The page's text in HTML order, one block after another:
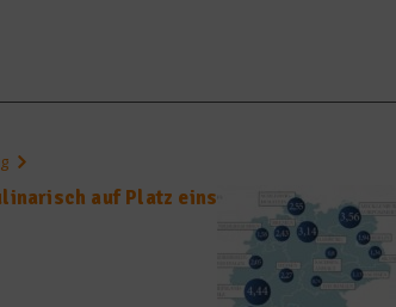
auf Platz eins